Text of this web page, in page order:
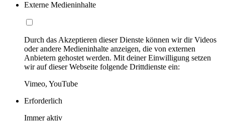
Externe Medieninhalte
Durch das Akzeptieren dieser Dienste können wir dir Videos
oder andere Medieninhalte anzeigen, die von externen
Anbietern gehostet werden. Mit deiner Einwilligung setzen
wir auf dieser Webseite folgende Drittdienste ein:
Vimeo, YouTube
Erforderlich
Immer aktiv